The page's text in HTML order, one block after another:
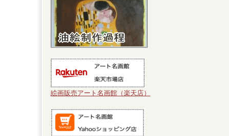
絵画販売アート名画館（楽天店）